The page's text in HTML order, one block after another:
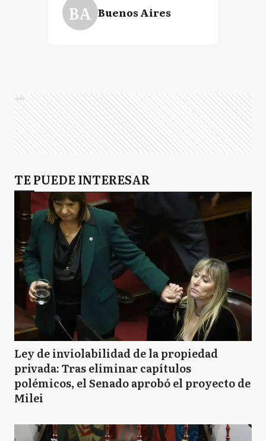
BA Buenos Aires
Ads
TE PUEDE INTERESAR
Ley de inviolabilidad de la propiedad
privada: Tras eliminar capítulos
polémicos, el Senado aprobó el proyecto de
Milei